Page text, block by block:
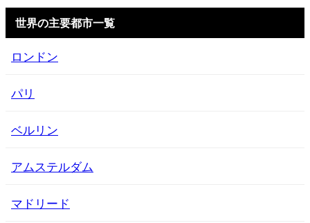
世界の主要都市一覧
ロンドン
パリ
ベルリン
アムステルダム
マドリード